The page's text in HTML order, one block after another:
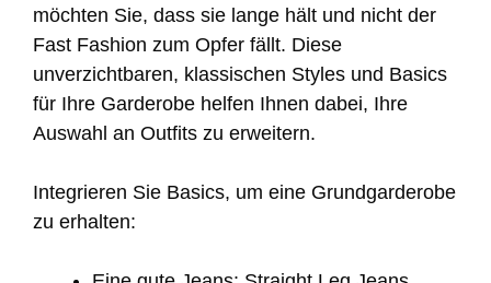
möchten Sie, dass sie lange hält und nicht der
Fast Fashion zum Opfer fällt. Diese
unverzichtbaren, klassischen Styles und Basics
für Ihre Garderobe helfen Ihnen dabei, Ihre
Auswahl an Outfits zu erweitern.
Integrieren Sie Basics, um eine Grundgarderobe
zu erhalten: